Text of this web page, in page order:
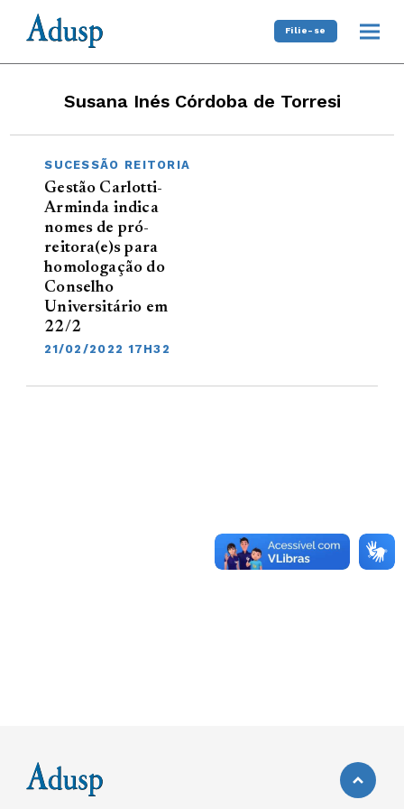
Filie-se
Susana Inés Córdoba de Torresi
SUCESSÃO REITORIA
Gestão Carlotti-
Arminda indica
nomes de pró-
reitora(e)s para
homologação do
Conselho
Universitário em
22/2
21/02/2022 17H32